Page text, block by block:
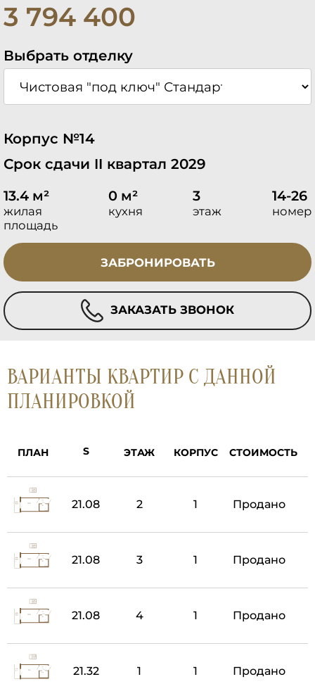
3 794 400
Выбрать отделку
Корпус №14
Срок сдачи II квартал 2029
13.4 м²
жилая
площадь
0 м²
кухня
3
этаж
14-26
номер
ЗАБРОНИРОВАТЬ
ЗАКАЗАТЬ ЗВОНОК
ВАРИАНТЫ КВАРТИР С ДАННОЙ
ПЛАНИРОВКОЙ
ПЛАН ЭТАЖ КОРПУС СТОИМОСТЬ
21.08 2 1 Продано
21.08 3 1 Продано
21.08 4 1 Продано
21.32 1 1 Продано